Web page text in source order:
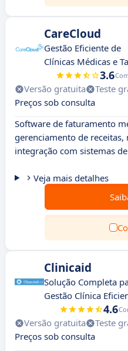
CareCloud
Gestão Eficiente de
Clínicas Médicas e
3.6
Versão gratuita Teste
Preços sob consulta
Software de faturamento
gerenciamento de
integração com sistemas
Veja mais detalhes
Clinicaid
Solução Completa
Gestão Clínica
4.6
Versão gratuita Teste
Preços sob consulta